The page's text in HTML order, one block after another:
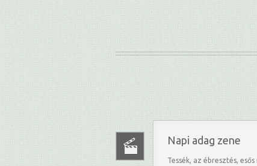
Napi adag zene
Tessék, az ébresztés,